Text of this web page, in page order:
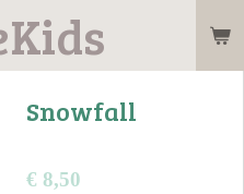
Snowfall
€ 8,50